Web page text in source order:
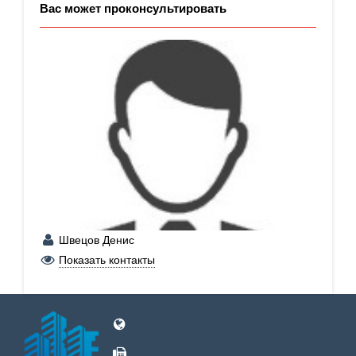
Вас может проконсультировать
Швецов Денис
+7 (950) 649-55-62
Показать контакты